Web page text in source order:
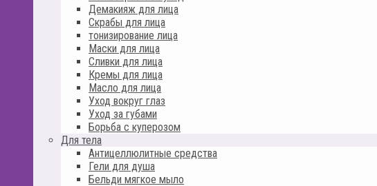
Демакияж для лица
Скрабы для лица
тонизирование лица
Маски для лица
Сливки для лица
Кремы для лица
Масло для лица
Уход вокруг глаз
Уход за губами
Борьба с куперозом
Для тела
Антицеллюлитные средства
Гели для душа
Бельди мягкое мыло